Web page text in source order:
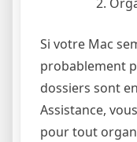
Si votre Mac
probablement
dossiers sont
Assistance,
pour tout